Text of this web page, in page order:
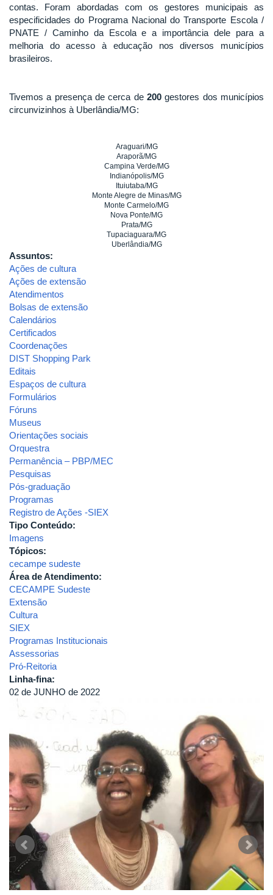
contas. Foram abordadas com os gestores municipais as
especificidades do Programa Nacional do Transporte Escola /
PNATE / Caminho da Escola e a importância dele para a
melhoria do acesso à educação nos diversos municípios
brasileiros.
Tivemos a presença de cerca de 200 gestores dos municípios
circunvizinhos à Uberlândia/MG:
Araguari/MG
Araporã/MG
Campina Verde/MG
Indianópolis/MG
Ituiutaba/MG
Monte Alegre de Minas/MG
Monte Carmelo/MG
Nova Ponte/MG
Prata/MG
Tupaciaguara/MG
Uberlândia/MG
Assuntos:
Ações de cultura
Ações de extensão
Atendimentos
Bolsas de extensão
Calendários
Certificados
Coordenações
DIST Shopping Park
Editais
Espaços de cultura
Formulários
Fóruns
Museus
Orientações sociais
Orquestra
Permanência – PBP/MEC
Pesquisas
Pós-graduação
Programas
Registro de Ações -SIEX
Tipo Conteúdo:
Imagens
Tópicos:
cecampe sudeste
Área de Atendimento:
CECAMPE Sudeste
Extensão
Cultura
SIEX
Programas Institucionais
Assessorias
Pró-Reitoria
Linha-fina:
02 de JUNHO de 2022